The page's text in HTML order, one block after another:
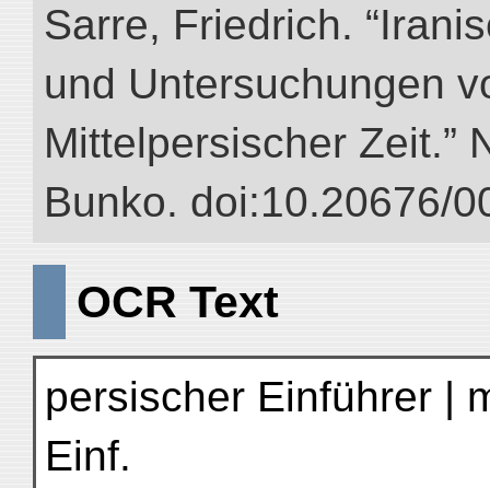
Sarre, Friedrich.
und Untersuchungen
Mittelpersischer Zeit.”
Bunko. doi:10.20676/
OCR Text
persischer Einführer |
Einf.